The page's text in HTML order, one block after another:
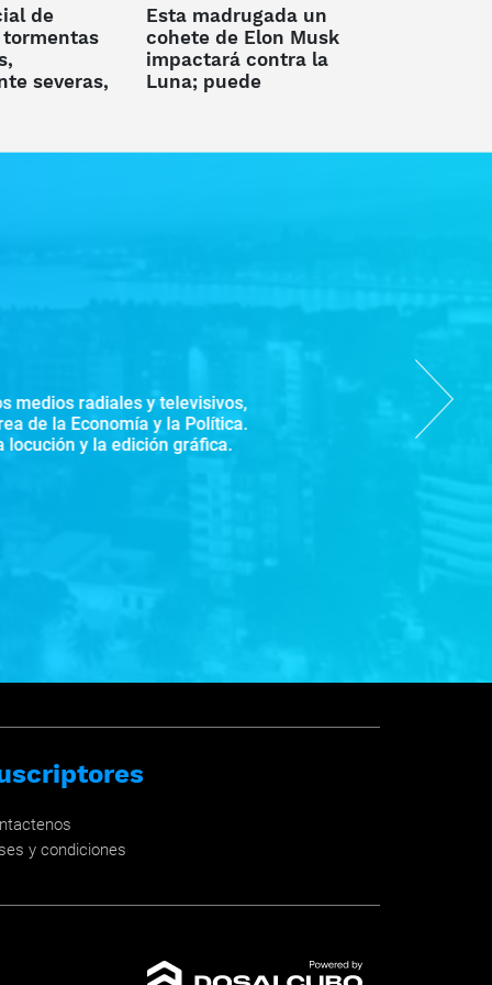
de
severas,
Esta madrugada un
cohete de Elon Musk
impactará contra la
Luna; puede
radiales y televisivos,
la Economía y la Política.
y la edición gráfica.
Next
y condiciones